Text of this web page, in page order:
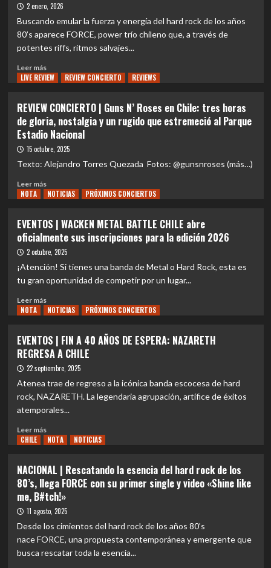
destreza
y
del
hard
chileno
estrena
el
‘Living
on
Run’
2 enero, 2026
Buscando emular la fuerza y energía del hard rock de los años
80’s aparece FORCE, power trío chileno que, a través de
potentes riffs, ritmos salvajes...
Leer másLeer
más
|
FORCE
irrumpe
nuevamente
la
escena
del
chileno
con
su
single
“SPEED”🎸
LIVE REVIEW REVIEW CONCIERTO REVIEWS
REVIEW CONCIERTO | Guns N’ Roses en Chile: tres horas
de gloria, nostalgia y un rugido que estremeció al Parque
Estadio Nacional
15 octubre, 2025
Texto: Alejandro Torres Quezada Fotos: @gunsnroses (más…)
Leer másLeer
más
CONCIERTO
|
Guns
N’
en
Chile:
tres
gloria,
nostalgia
y
rugido
que
estremeció
Parque
Estadio
NOTA NOTICIAS PRÓXIMOS CONCIERTOS
EVENTOS | WACKEN METAL BATTLE CHILE abre
oficialmente sus inscripciones para la edición 2026
2 octubre, 2025
¡Atención! Si tienes una banda de Metal o Hard Rock, esta es
tu gran oportunidad de competir por un lugar...
Leer másLeer
más
|
WACKEN
METAL
BATTLE
abre
oficialmente
inscripciones
para
edición
2026
NOTA NOTICIAS PRÓXIMOS CONCIERTOS
EVENTOS | FIN A 40 AÑOS DE ESPERA: NAZARETH
REGRESA A CHILE
22 septiembre, 2025
Atenea trae de regreso a la icónica banda escocesa de hard
rock, NAZARETH. La legendaria agrupación, artífice de éxitos
atemporales...
Leer másLeer
más
|
FIN
A
40
DE
ESPERA:
NAZARETH
CHILE NOTA NOTICIAS
NACIONAL | Rescatando la esencia del hard rock de los
80’s, llega FORCE con su primer single y video «Shine like
me, B#tch!»
11 agosto, 2025
Desde los cimientos del hard rock de los años 80’s
nace FORCE, una propuesta contemporánea y emergente que
busca rescatar toda la esencia...